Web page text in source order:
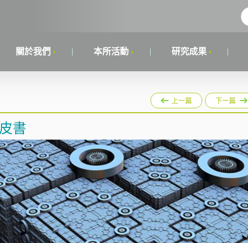
關於我們 本所活動 研究成果
上一篇 下一篇
書